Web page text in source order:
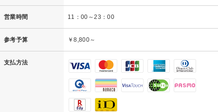
営業時間 11：00～23：00
参考予算 ￥8,800～
支払方法